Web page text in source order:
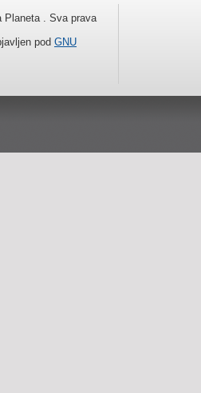
Planeta . Sva prava
pod GNU